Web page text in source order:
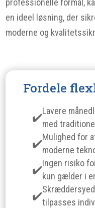
professionelle formål,
en ideel løsning, der
moderne og
Fordele
Lavere
med
Mulighed for
moderne
Ingen risiko
kun gælder i
tilpasses